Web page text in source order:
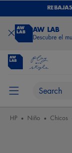
AW LAB
Descubre el
HP Niño Chicos